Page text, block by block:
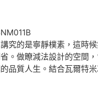
究的是寧靜樸素，這時
。做瞭減法設計的空間
品質人生。結合瓦爾特